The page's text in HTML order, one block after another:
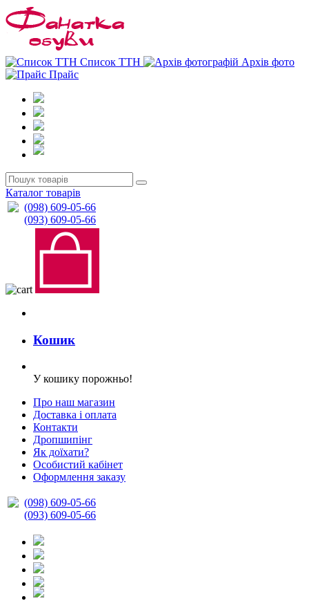
Список ТТН
Архів фото
Прайс
Каталог товарів
(098) 609-05-66
(093) 609-05-66
Кошик
У кошику порожньо!
Про наш магазин
Доставка і оплата
Контакти
Дропшипінг
Як доїхати?
Особистий кабінет
Оформлення заказу
(098) 609-05-66
(093) 609-05-66